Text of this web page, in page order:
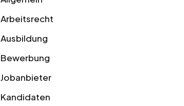
Arbeitsrecht
Ausbildung
Bewerbung
Jobanbieter
Kandidaten